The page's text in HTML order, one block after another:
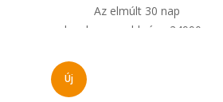
Az elmúlt 30 nap
legalacsonyabb ára: 24990,-
Azonnal kapható a boltban is
Új